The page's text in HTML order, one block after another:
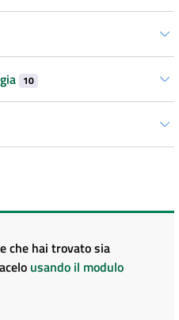
10
che hai trovato sia
usando il modulo